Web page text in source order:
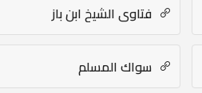
فتاوى الشيخ ابن باز
سواك المسلم